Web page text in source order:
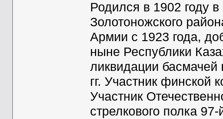
Родился в 1902 году
Золотоножского
Армии с 1923 года,
ныне Республики
ликвидации басмачей
гг. Участник финской
Участник
стрелкового полка